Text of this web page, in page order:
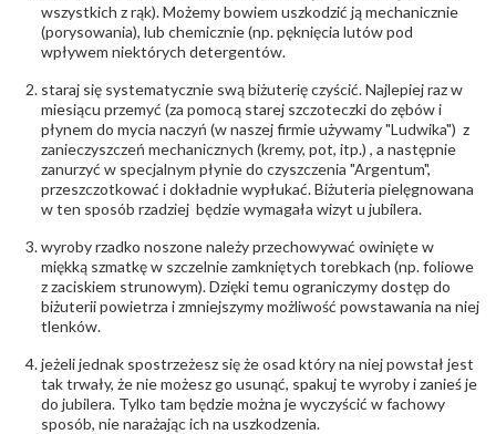
wszystkich z rąk). Możemy bowiem uszkodzić ją mechanicznie
(porysowania), lub chemicznie (np. pęknięcia lutów pod
wpływem niektórych detergentów.
staraj się systematycznie swą biżuterię czyścić. Najlepiej raz w
miesiącu przemyć (za pomocą starej szczoteczki do zębów i
płynem do mycia naczyń (w naszej firmie używamy "Ludwika") z
zanieczyszczeń mechanicznych (kremy, pot, itp.) , a następnie
zanurzyć w specjalnym płynie do czyszczenia "Argentum",
przeszczotkować i dokładnie wypłukać. Biżuteria pielęgnowana
w ten sposób rzadziej będzie wymagała wizyt u jubilera.
wyroby rzadko noszone należy przechowywać owinięte w
miękką szmatkę w szczelnie zamkniętych torebkach (np. foliowe
z zaciskiem strunowym). Dzięki temu ograniczymy dostęp do
biżuterii powietrza i zmniejszymy możliwość powstawania na niej
tlenków.
jeżeli jednak spostrzeżesz się że osad który na niej powstał jest
tak trwały, że nie możesz go usunąć, spakuj te wyroby i zanieś je
do jubilera. Tylko tam będzie można je wyczyścić w fachowy
sposób, nie narażając ich na uszkodzenia.